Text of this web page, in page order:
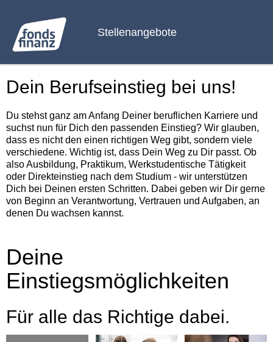
Stellenangebote
Dein Berufseinstieg bei uns!
Du stehst ganz am Anfang Deiner beruflichen Karriere und
suchst nun für Dich den passenden Einstieg? Wir glauben,
dass es nicht den einen richtigen Weg gibt, sondern viele
verschiedene. Wichtig ist, dass Dein Weg zu Dir passt. Ob
also Ausbildung, Praktikum, Werkstudentische Tätigkeit
oder Direkteinstieg nach dem Studium - wir unterstützen
Dich bei Deinen ersten Schritten. Dabei geben wir Dir gerne
von Beginn an Verantwortung, Vertrauen und Aufgaben, an
denen Du wachsen kannst.
Deine
Einstiegsmöglichkeiten
Für alle das Richtige dabei.